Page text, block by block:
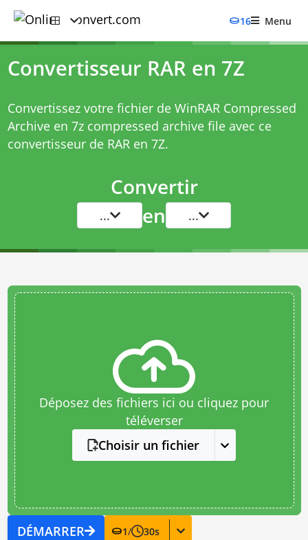
16 Menu
Convertisseur RAR en 7Z
Convertissez votre fichier de WinRAR Compressed
Archive en 7z compressed archive file avec ce
convertisseur de RAR en 7Z.
Convertir
... en ...
Déposez des fichiers ici ou cliquez pour
téléverser
Choisir un fichier
DÉMARRER 1/ 30s